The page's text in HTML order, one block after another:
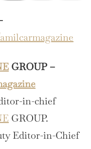
GROUP –
in-chief
GROUP.
Editor-in-Chief